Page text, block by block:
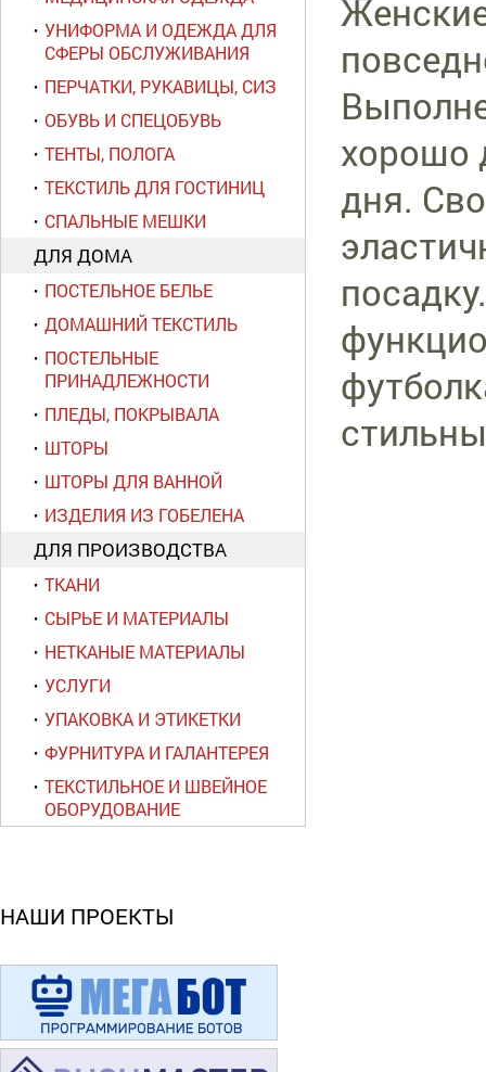
УНИФОРМА И ОДЕЖДА ДЛЯ
СФЕРЫ ОБСЛУЖИВАНИЯ
ПЕРЧАТКИ, РУКАВИЦЫ, СИЗ
ОБУВЬ И СПЕЦОБУВЬ
ТЕНТЫ, ПОЛОГА
ТЕКСТИЛЬ ДЛЯ ГОСТИНИЦ
СПАЛЬНЫЕ МЕШКИ
ДЛЯ ДОМА
ПОСТЕЛЬНОЕ БЕЛЬЕ
ДОМАШНИЙ ТЕКСТИЛЬ
ПОСТЕЛЬНЫЕ
ПРИНАДЛЕЖНОСТИ
ПЛЕДЫ, ПОКРЫВАЛА
ШТОРЫ
ШТОРЫ ДЛЯ ВАННОЙ
ИЗДЕЛИЯ ИЗ ГОБЕЛЕНА
ДЛЯ ПРОИЗВОДСТВА
ТКАНИ
СЫРЬЕ И МАТЕРИАЛЫ
НЕТКАНЫЕ МАТЕРИАЛЫ
УСЛУГИ
УПАКОВКА И ЭТИКЕТКИ
ФУРНИТУРА И ГАЛАНТЕРЕЯ
ТЕКСТИЛЬНОЕ И ШВЕЙНОЕ
ОБОРУДОВАНИЕ
НАШИ ПРОЕКТЫ
хорошо
дня.